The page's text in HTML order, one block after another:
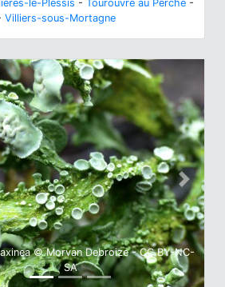
le-Plessis - Tourouvre au Perche -
Villiers-sous-Mortagne
© Morvan Debroize - CC BY-NC-
SA
Next